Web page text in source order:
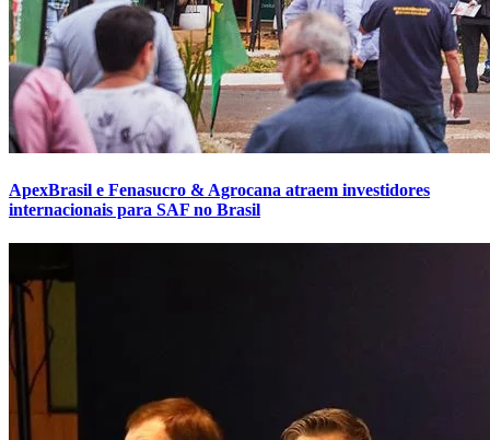
ApexBrasil e Fenasucro & Agrocana atraem investidores
internacionais para SAF no Brasil